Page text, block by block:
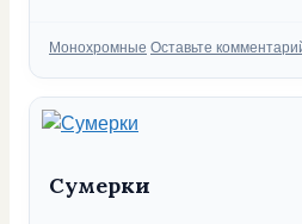
Рубрики
Монохромные Оставьте
Сумерки